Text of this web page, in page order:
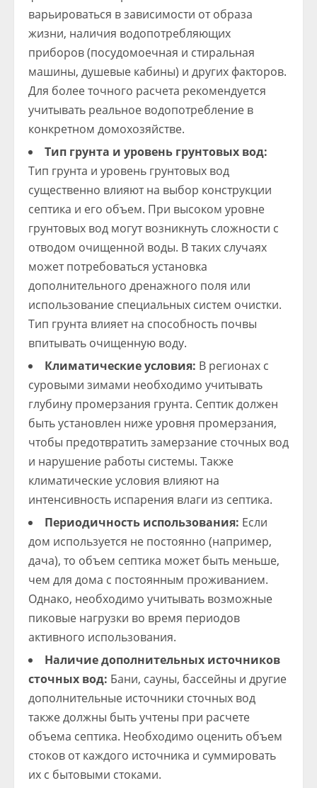
варьироваться в зависимости от образа
жизни, наличия водопотребляющих
приборов (посудомоечная и стиральная
машины, душевые кабины) и других факторов.
Для более точного расчета рекомендуется
учитывать реальное водопотребление в
конкретном домохозяйстве.
Тип грунта и уровень грунтовых вод:
Тип грунта и уровень грунтовых вод
существенно влияют на выбор конструкции
септика и его объем. При высоком уровне
грунтовых вод могут возникнуть сложности с
отводом очищенной воды. В таких случаях
может потребоваться установка
дополнительного дренажного поля или
использование специальных систем очистки.
Тип грунта влияет на способность почвы
впитывать очищенную воду.
Климатические условия: В регионах с
суровыми зимами необходимо учитывать
глубину промерзания грунта. Септик должен
быть установлен ниже уровня промерзания,
чтобы предотвратить замерзание сточных вод
и нарушение работы системы. Также
климатические условия влияют на
интенсивность испарения влаги из септика.
Периодичность использования: Если
дом используется не постоянно (например,
дача), то объем септика может быть меньше,
чем для дома с постоянным проживанием.
Однако, необходимо учитывать возможные
пиковые нагрузки во время периодов
активного использования.
Наличие дополнительных источников
сточных вод: Бани, сауны, бассейны и другие
дополнительные источники сточных вод
также должны быть учтены при расчете
объема септика. Необходимо оценить объем
стоков от каждого источника и суммировать
их с бытовыми стоками.